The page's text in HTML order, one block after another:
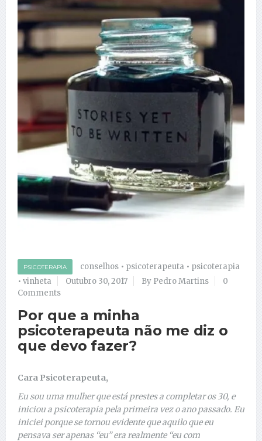
PSICOTERAPIA conselhos • psicoterapeuta • psicoterapia
• vinheta Outubro 30, 2017 By Pedro Martins
0
Comments
Por que a minha
psicoterapeuta não me diz o
que devo fazer?
Cara Psicoterapeuta,
Eu sou uma mulher que está prestes a completar os 30, e
iniciou a psicoterapia pela primeira vez o ano passado. Eu
iniciei porque se tornou evidente que aquilo que eu
pensava ser apenas “eu” era realmente “eu com